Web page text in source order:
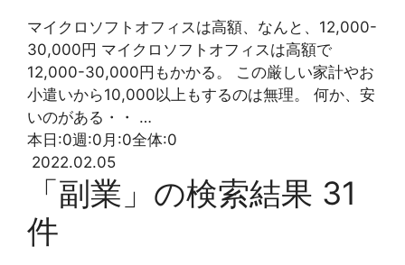
マイクロソフトオフィスは高額、なんと、12,000-
30,000円 マイクロソフトオフィスは高額で
12,000-30,000円もかかる。 この厳しい家計やお
小遣いから10,000以上もするのは無理。 何か、安
いのがある・・ …
本日:0週:0 月:0全体:0
2022.02.05
「副業」の検索結果 31
件